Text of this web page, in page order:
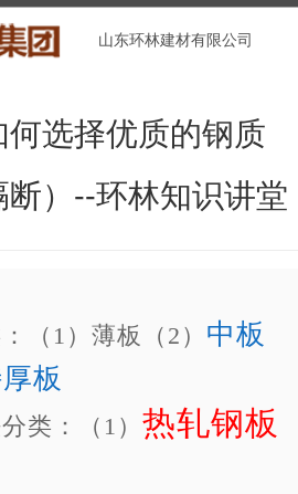
山东环林建材有限公司
选择优质的钢质
）--环林知识讲堂
（ 1 ）薄板（ 2 ） 中板
板
类：（ 1 ） 热轧钢板